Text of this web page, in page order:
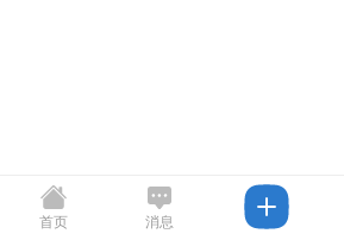
首页 消息